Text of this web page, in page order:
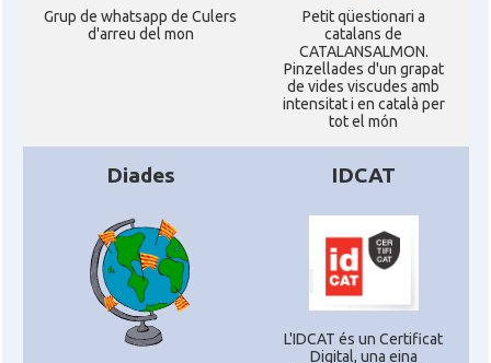
Acció Acció a New York
ACCIÓ a Silicon Valley
Delegació
Delegació del Govern als Estats
Units i Canadà (New York)
Delegació del Govern als Estats
Grup de whatsapp de Culers
d'arreu del mon
Petit qüestionari a
catalans de
CATALANSALMON.
Pinzellades d'un grapat
de vides viscudes amb
intensitat i en català per
tot el món
Diades IDCAT
L'IDCAT és un Certificat
Digital, una eina